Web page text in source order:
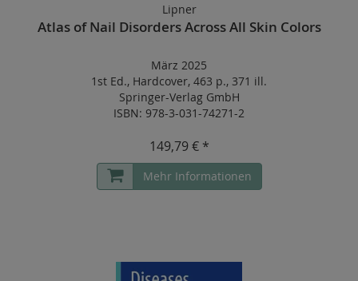
Lipner
Atlas of Nail Disorders Across All Skin Colors
März 2025
1st Ed., Hardcover, 463 p., 371 ill.
Springer-Verlag GmbH
ISBN: 978-3-031-74271-2
149,79 € *
Mehr Informationen